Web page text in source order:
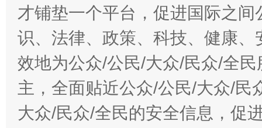
才铺垫一个平台，促进国际之
识、法律、政策、科技、健康
效地为公众/公民/大众/民众/全
主，全面贴近公众/公民/大众/民
大众/民众/全民的安全信息，促